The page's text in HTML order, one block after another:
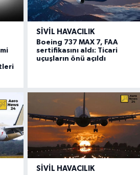
SIVIL HAVACILIK
Boeing 737 MAX 7, FAA
sertifikasını aldı: Ticari
uçuşların önü açıldı
SIVIL HAVACILIK